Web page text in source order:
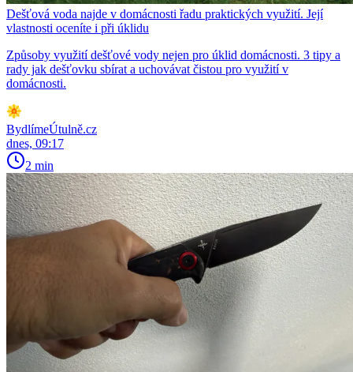
Dešťová voda najde v domácnosti řadu praktických využití. Její
vlastnosti oceníte i při úklidu
Způsoby využití dešťové vody nejen pro úklid domácnosti. 3 tipy a
rady jak dešťovku sbírat a uchovávat čistou pro využití v
domácnosti.
BydlímeÚtulně.cz
dnes, 09:17
2 min